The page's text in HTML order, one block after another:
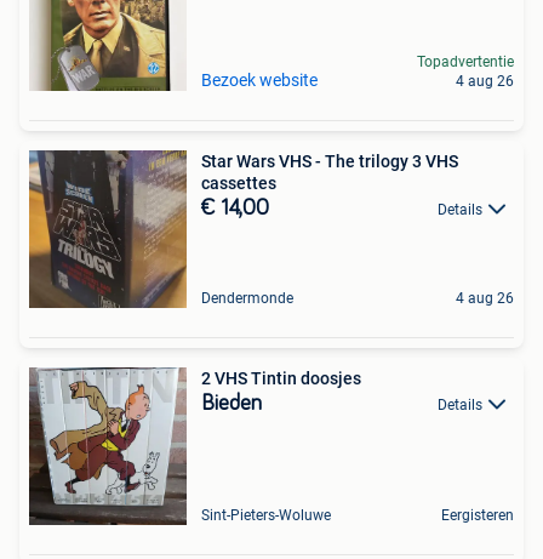
Bezoek website
Topadvertentie
4 aug 26
Star Wars VHS - The trilogy 3 VHS
cassettes
€ 14,00 Details
Dendermonde 4 aug 26
2 VHS Tintin doosjes
Bieden Details
Sint-Pieters-Woluwe Eergisteren